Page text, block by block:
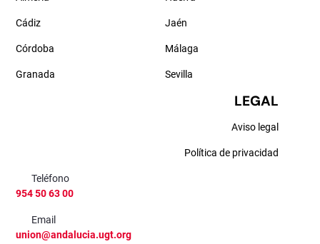
Cádiz
Córdoba
Granada
Jaén
Málaga
Sevilla
LEGAL
Aviso legal
Política de privacidad
Teléfono
954 50 63 00
Email
union@andalucia.ugt.org